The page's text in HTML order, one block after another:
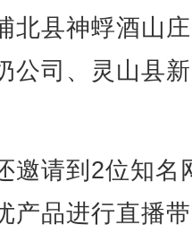
北县神蜉酒山
公司、灵山县
请到2位知名
产品进行直播